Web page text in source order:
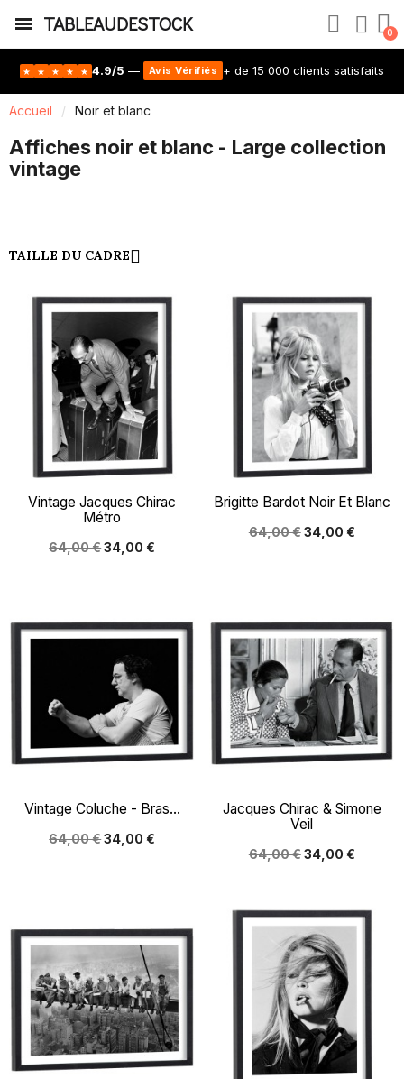
TABLEAUDESTOCK
★ ★ ★ ★ ★ 4.9/5 — Avis Vérifiés + de 15 000 clients satisfaits
Accueil Noir et blanc
Affiches noir et blanc - Large collection
vintage
TAILLE DU CADRE
Vintage Jacques Chirac
Métro
64,00 €34,00 €
Brigitte Bardot Noir Et Blanc
64,00 €34,00 €
Vintage Coluche - Bras...
64,00 €34,00 €
Jacques Chirac & Simone
Veil
64,00 €34,00 €